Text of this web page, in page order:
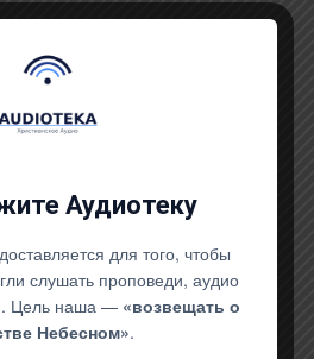
Флавий – Иудейская Война
– Иудейская Война
Аудиотеку
для того, чтобы
слушать проповеди, аудио
Цель наша — «возвещать о
Небесном».